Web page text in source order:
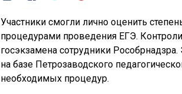
Участники смогли лично оценить
процедурами проведения ЕГЭ.
госэкзамена сотрудники
на базе Петрозаводского
необходимых процедур.